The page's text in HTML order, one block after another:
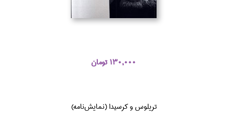
130,000 تومان
تريلوس و كرسيدا (نمايش‌نامه)